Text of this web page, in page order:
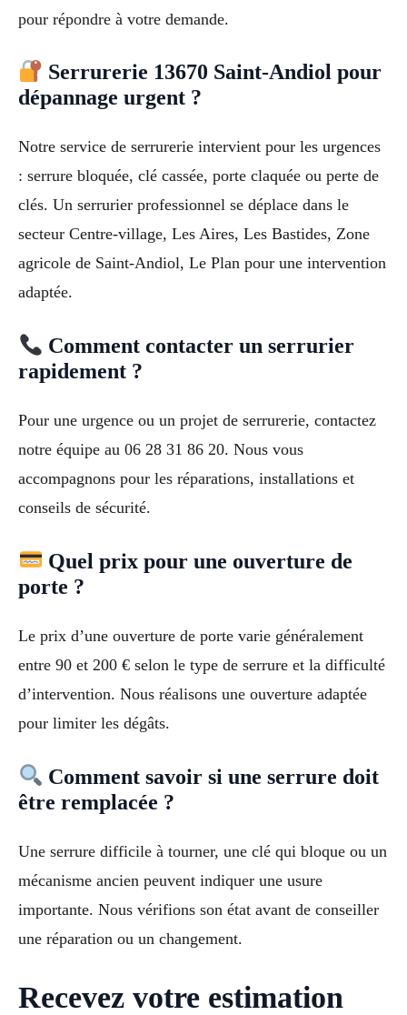
pour répondre à votre demande.
Serrurerie 13670 Saint-Andiol pour
dépannage urgent ?
Notre service de serrurerie intervient pour les urgences
: serrure bloquée, clé cassée, porte claquée ou perte de
clés. Un serrurier professionnel se déplace dans le
secteur Centre-village, Les Aires, Les Bastides, Zone
agricole de Saint-Andiol, Le Plan pour une intervention
adaptée.
Comment contacter un serrurier
rapidement ?
Pour une urgence ou un projet de serrurerie, contactez
notre équipe au 06 28 31 86 20. Nous vous
accompagnons pour les réparations, installations et
conseils de sécurité.
Quel prix pour une ouverture de
porte ?
Le prix d’une ouverture de porte varie généralement
entre 90 et 200 € selon le type de serrure et la difficulté
d’intervention. Nous réalisons une ouverture adaptée
pour limiter les dégâts.
Comment savoir si une serrure doit
être remplacée ?
Une serrure difficile à tourner, une clé qui bloque ou un
mécanisme ancien peuvent indiquer une usure
importante. Nous vérifions son état avant de conseiller
une réparation ou un changement.
Recevez votre estimation